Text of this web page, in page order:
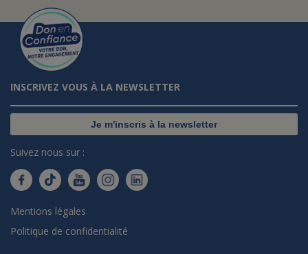
INSCRIVEZ VOUS À LA NEWSLETTER
Je m'inscris à la newsletter
Suivez nous sur :
Mentions légales
Politique de confidentialité